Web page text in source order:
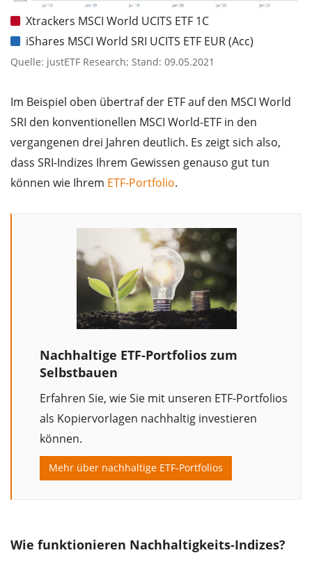
Xtrackers MSCI World UCITS ETF 1C
iShares MSCI World SRI UCITS ETF EUR (Acc)
Quelle: justETF Research; Stand: 09.05.2021
Im Beispiel oben übertraf der ETF auf den MSCI World
SRI den konventionellen MSCI World-ETF in den
vergangenen drei Jahren deutlich. Es zeigt sich also,
dass SRI-Indizes Ihrem Gewissen genauso gut tun
können wie Ihrem ETF-Portfolio.
Nachhaltige ETF-Portfolios zum
Selbstbauen
Erfahren Sie, wie Sie mit unseren ETF-Portfolios
als Kopiervorlagen nachhaltig investieren
können.
Mehr über nachhaltige ETF-Portfolios
Wie funktionieren Nachhaltigkeits-Indizes?